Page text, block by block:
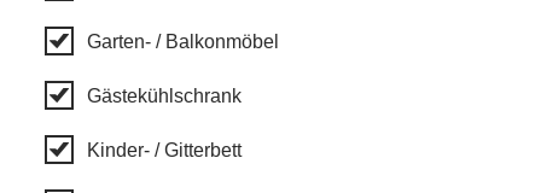
Garten- / Balkonmöbel
Gästekühlschrank
Kinder- / Gitterbett